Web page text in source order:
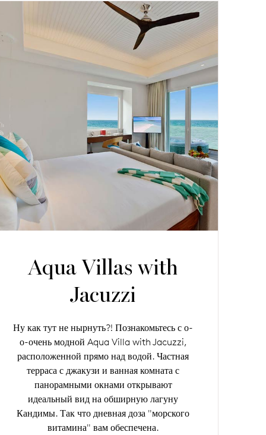
Aqua Villas with
Jacuzzi
Ну как тут не нырнуть?! Познакомьтесь с о-
о-очень модной Aqua Villa with Jacuzzi,
расположенной прямо над водой. Частная
терраса с джакузи и ванная комната с
панорамными окнами открывают
идеальный вид на обширную лагуну
Кандимы. Так что дневная доза "морского
витамина" вам обеспечена.